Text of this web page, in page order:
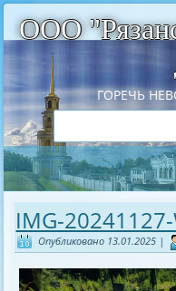
ООО
ГОРЕЧЬ
IMG-
Опубликовано 13.01.2025 |